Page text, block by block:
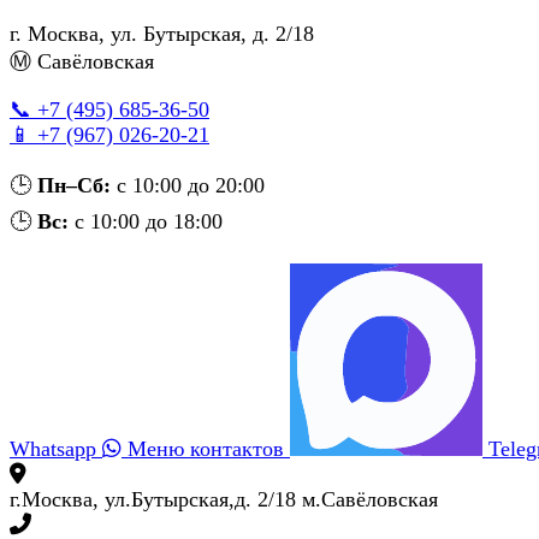
г. Москва, ул. Бутырская, д. 2/18
Ⓜ Савёловская
📞 +7 (495) 685‑36‑50
📱 +7 (967) 026‑20‑21
🕒 Пн–Сб: с 10:00 до 20:00
🕒 Вс: с 10:00 до 18:00
Whatsapp Меню контактов
г.Москва, ул.Бутырская,д. 2/18 м.Савёловская